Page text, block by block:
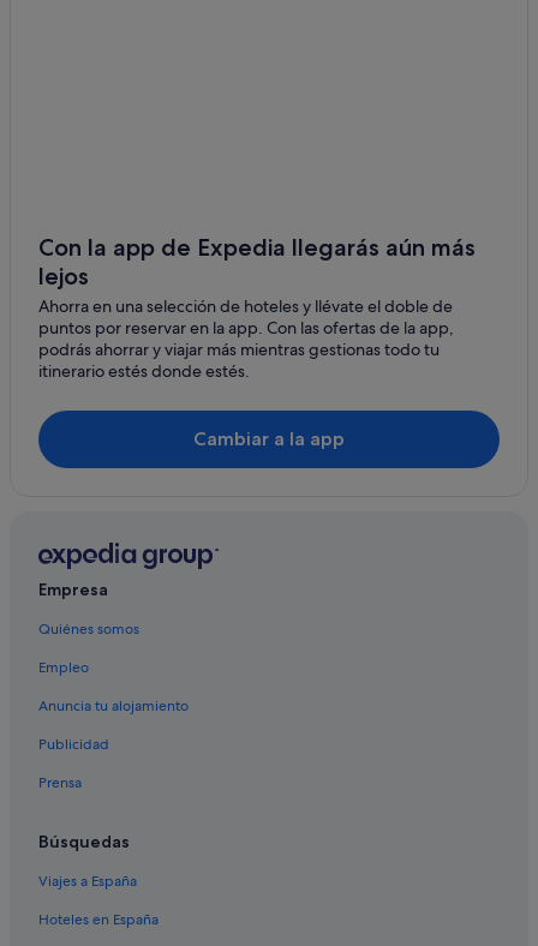
Con la app de Expedia llegarás aún más
lejos
Ahorra en una selección de hoteles y llévate el doble de
puntos por reservar en la app. Con las ofertas de la app,
podrás ahorrar y viajar más mientras gestionas todo tu
itinerario estés donde estés.
Cambiar a la app
Empresa
Quiénes somos
Empleo
Anuncia tu alojamiento
Publicidad
Prensa
Búsquedas
Viajes a España
Hoteles en España